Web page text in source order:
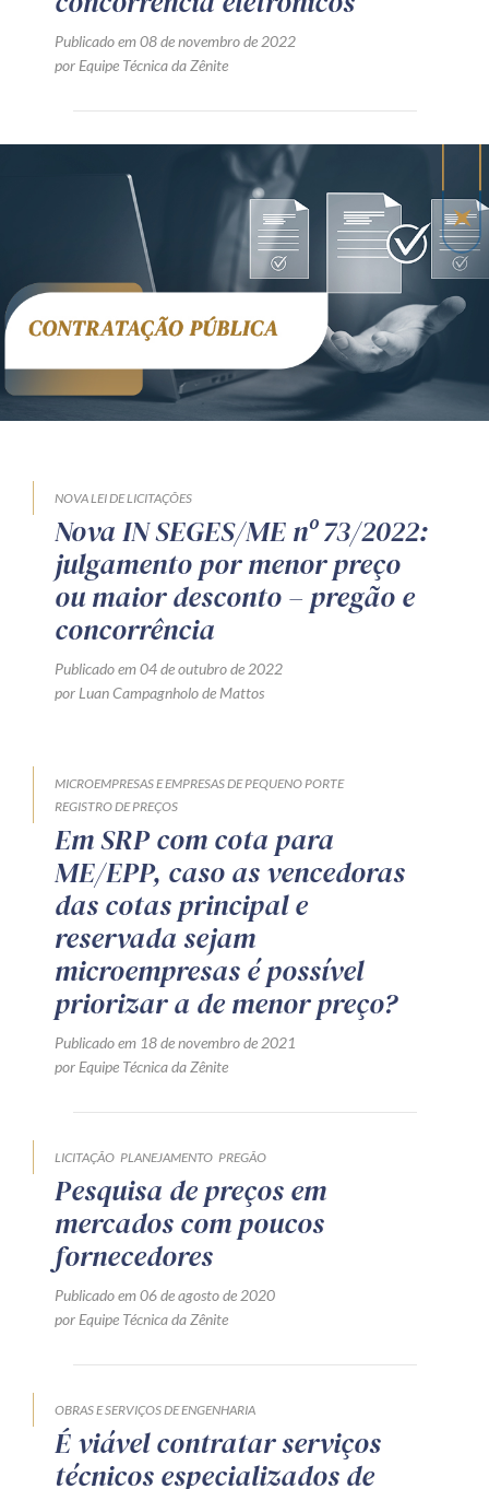
Publicado em 08 de novembro de 2022
por Equipe Técnica da Zênite
NOVA LEI DE LICITAÇÕES
Nova IN SEGES/ME nº 73/2022:
julgamento por menor preço
ou maior desconto – pregão e
concorrência
Publicado em 04 de outubro de 2022
por Luan Campagnholo de Mattos
MICROEMPRESAS E EMPRESAS DE PEQUENO PORTE
REGISTRO DE PREÇOS
Em SRP com cota para
ME/EPP, caso as vencedoras
das cotas principal e
reservada sejam
microempresas é possível
priorizar a de menor preço?
Publicado em 18 de novembro de 2021
por Equipe Técnica da Zênite
LICITAÇÃO PLANEJAMENTO PREGÃO
Pesquisa de preços em
mercados com poucos
fornecedores
Publicado em 06 de agosto de 2020
por Equipe Técnica da Zênite
OBRAS E SERVIÇOS DE ENGENHARIA
É viável contratar serviços
técnicos especializados de